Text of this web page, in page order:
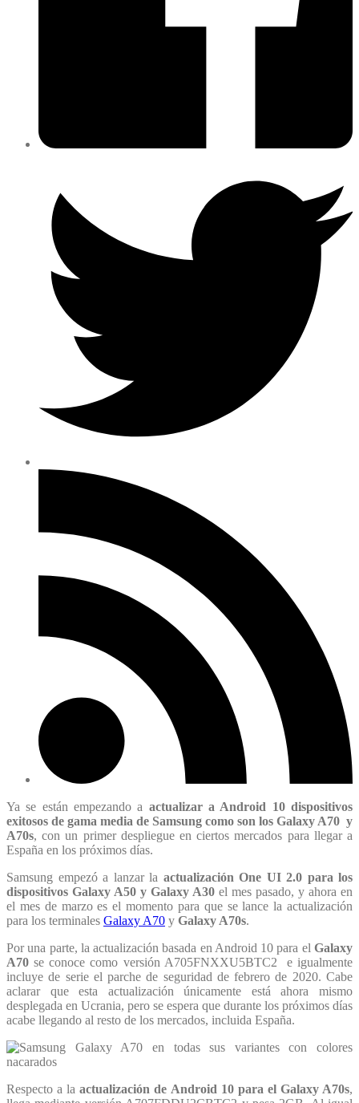
Ya se están empezando a actualizar a Android 10 dispositivos
exitosos de gama media de Samsung como son los Galaxy A70 y
A70s, con un primer despliegue en ciertos mercados para llegar a
España en los próximos días.
Samsung empezó a lanzar la actualización One UI 2.0 para los
dispositivos Galaxy A50 y Galaxy A30 el mes pasado, y ahora en
el mes de marzo es el momento para que se lance la actualización
para los terminales Galaxy A70 y Galaxy A70s.
Por una parte, la actualización basada en Android 10 para el Galaxy
A70 se conoce como versión A705FNXXU5BTC2 e igualmente
incluye de serie el parche de seguridad de febrero de 2020. Cabe
aclarar que esta actualización únicamente está ahora mismo
desplegada en Ucrania, pero se espera que durante los próximos días
acabe llegando al resto de los mercados, incluida España.
Respecto a laactualización de Android 10 para el Galaxy A70s,